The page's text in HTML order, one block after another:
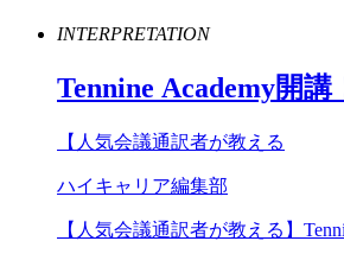
INTERPRETATION
Tennine Academy開講
【人気会議通訳者が教える
ハイキャリア編集部
【人気会議通訳者が教える】